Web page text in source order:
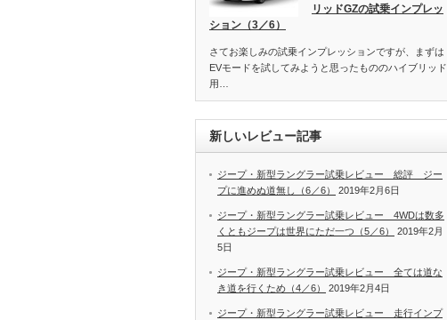
リッドGZの試乗インプレッ
ション（3／6）
さてお楽しみの試乗インプレッションですが、まずは
EVモードを試してみようと思ったもののハイブリッド
用…
新しいレビュー記事
ジープ・新型ラングラー試乗レビュー 総評 ジー
プに進めぬ道無し（6／6）
2019年2月6日
ジープ・新型ラングラー試乗レビュー 4WDは数多
くともジープは世界にただ一つ（5／6）
2019年2月
5日
ジープ・新型ラングラー試乗レビュー 全ては道な
き道を行くため（4／6）
2019年2月4日
ジープ・新型ラングラー試乗レビュー 走行インプ